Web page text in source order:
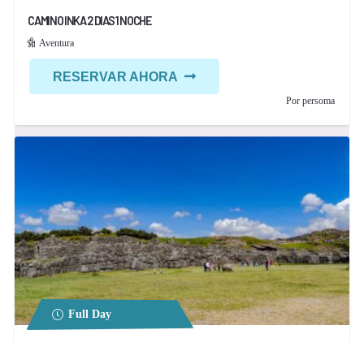
CAMINO INKA 2 DIAS 1 NOCHE
Aventura
RESERVAR AHORA
Por persoma
Full Day